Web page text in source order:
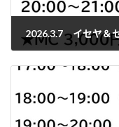
2026.3.7 イセヤ＆